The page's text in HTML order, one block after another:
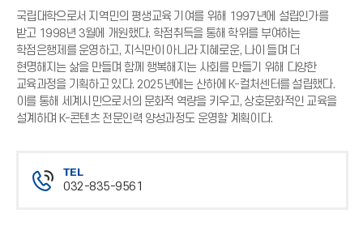
국립대학으로서 지역민의 평생교육 기여를 위해 1997년에 설립인가를
받고 1998년 3월에 개원했다. 학점취득을 통해 학위를 부여하는
학점은행제를 운영하고, 지식만이 아니라 지혜로운, 나이 들며 더
현명해지는 삶을 만들며 함께 행복해지는 사회를 만들기 위해 다양한
교육과정을 기획하고 있다. 2025년에는 산하에 K-컬처센터를 설립했다.
이를 통해 세계시민으로서의 문화적 역량을 키우고, 상호문화적인 교육을
설계하며 K-콘텐츠 전문인력 양성과정도 운영할 계획이다.
TEL
032-835-9561